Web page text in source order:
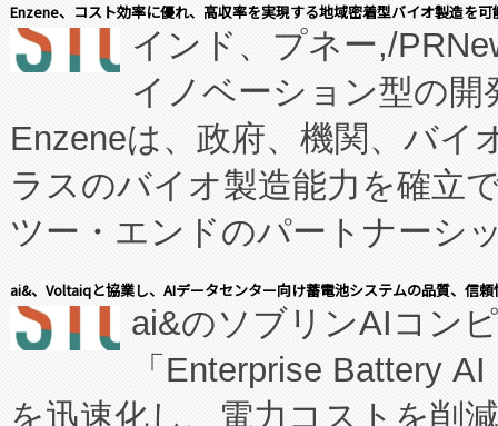
Enzene、コスト効率に優れ、高収率を実現する地域密着型バイオ製造を
インド、プネー,/
イノベーション型の
Enzeneは、政府、機関、バイ
ラスのバイオ製造能力を確立
ツー・エンドのパートナーシ
表しました。 同社の実績ある
manufacturing™ (FCCM™) プ
たNeXは、バイオ医薬品製造
ai&、Voltaiqと協業し、AIデータセンター向け蓄電池システムの品質、信
ai&のソブリンAIコン
「Enterprise Battery
を迅速化し、電力コストを削